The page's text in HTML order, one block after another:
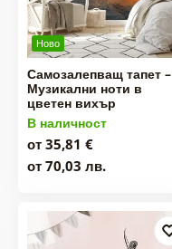
Ново
Самозалепващ тапет –
Музикални ноти в
цветен вихър
В наличност
от 35,81 €
от 70,03 лв.